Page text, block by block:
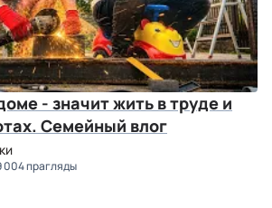
- значит жить в труде и
Семейный влог
004 прагляды